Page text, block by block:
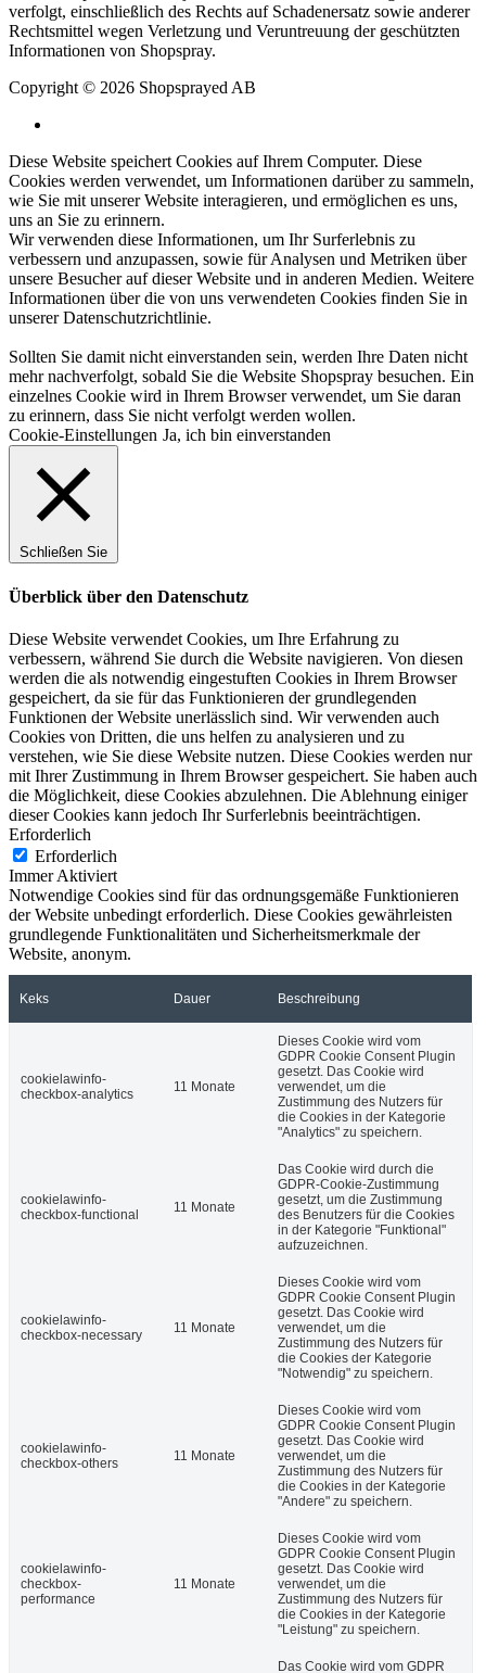
verfolgt, einschließlich des Rechts auf Schadenersatz sowie anderer
Rechtsmittel wegen Verletzung und Veruntreuung der geschützten
Informationen von Shopspray.
Copyright © 2026 Shopsprayed AB
Diese Website speichert Cookies auf Ihrem Computer. Diese
Cookies werden verwendet, um Informationen darüber zu sammeln,
wie Sie mit unserer Website interagieren, und ermöglichen es uns,
uns an Sie zu erinnern.
Wir verwenden diese Informationen, um Ihr Surferlebnis zu
verbessern und anzupassen, sowie für Analysen und Metriken über
unsere Besucher auf dieser Website und in anderen Medien. Weitere
Informationen über die von uns verwendeten Cookies finden Sie in
unsererDatenschutzrichtlinie.
Sollten Sie damit nicht einverstanden sein, werden Ihre Daten nicht
mehr nachverfolgt, sobald Sie die Website Shopspray besuchen. Ein
einzelnes Cookie wird in Ihrem Browser verwendet, um Sie daran
zu erinnern, dass Sie nicht verfolgt werden wollen.
Cookie-Einstellungen Ja, ich bin einverstanden
Schließen Sie
Überblick über den Datenschutz
Diese Website verwendet Cookies, um Ihre Erfahrung zu
verbessern, während Sie durch die Website navigieren. Von diesen
werden die als notwendig eingestuften Cookies in Ihrem Browser
gespeichert, da sie für das Funktionieren der grundlegenden
Funktionen der Website unerlässlich sind. Wir verwenden auch
Cookies von Dritten, die uns helfen zu analysieren und zu
verstehen, wie Sie diese Website nutzen. Diese Cookies werden nur
mit Ihrer Zustimmung in Ihrem Browser gespeichert. Sie haben auch
die Möglichkeit, diese Cookies abzulehnen. Die Ablehnung einiger
dieser Cookies kann jedoch Ihr Surferlebnis beeinträchtigen.
Erforderlich
Erforderlich
Immer Aktiviert
Notwendige Cookies sind für das ordnungsgemäße Funktionieren
der Website unbedingt erforderlich. Diese Cookies gewährleisten
grundlegende Funktionalitäten und Sicherheitsmerkmale der
Website, anonym.
Keks Dauer Beschreibung
cookielawinfo-
checkbox-analytics
11 Monate
Dieses Cookie wird vom
GDPR Cookie Consent Plugin
gesetzt. Das Cookie wird
verwendet, um die
Zustimmung des Nutzers für
die Cookies in der Kategorie
"Analytics" zu speichern.
cookielawinfo-
checkbox-functional
11 Monate
Das Cookie wird durch die
GDPR-Cookie-Zustimmung
gesetzt, um die Zustimmung
des Benutzers für die Cookies
in der Kategorie "Funktional"
aufzuzeichnen.
cookielawinfo-
checkbox-necessary
11 Monate
Dieses Cookie wird vom
GDPR Cookie Consent Plugin
gesetzt. Das Cookie wird
verwendet, um die
Zustimmung des Nutzers für
die Cookies der Kategorie
"Notwendig" zu speichern.
cookielawinfo-
checkbox-others
11 Monate
Dieses Cookie wird vom
GDPR Cookie Consent Plugin
gesetzt. Das Cookie wird
verwendet, um die
Zustimmung des Nutzers für
die Cookies in der Kategorie
"Andere" zu speichern.
cookielawinfo-
checkbox-
performance
11 Monate
Dieses Cookie wird vom
GDPR Cookie Consent Plugin
gesetzt. Das Cookie wird
verwendet, um die
Zustimmung des Nutzers für
die Cookies in der Kategorie
"Leistung" zu speichern.
Das Cookie wird vom GDPR